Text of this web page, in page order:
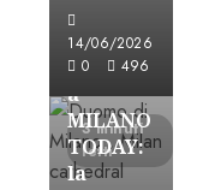
14/06/2026
0
496
3 minuti
letti
FREE
ASTORRI
a
MILANO
TODAY:
la